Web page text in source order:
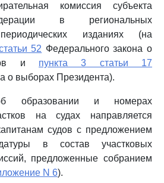
комиссия субъекта
в региональных
изданиях (на
52 Федерального закона о
и пункта 3 статьи 17
о выборах Президента).
образовании и номерах
на судах направляется
судов с предложением
в состав участковых
предложенные собранием
N 6).